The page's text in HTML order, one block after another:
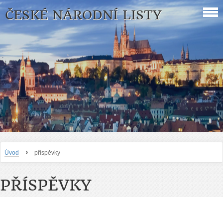
ČESKÉ NÁRODNÍ LISTY
Úvod › příspěvky
PŘÍSPĚVKY